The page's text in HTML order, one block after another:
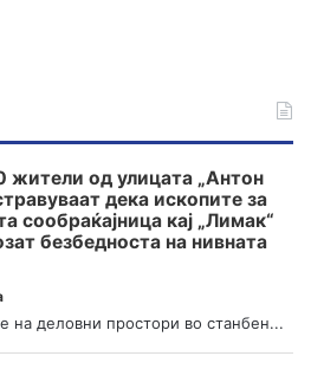
жители од улицата „Антон
дека ископите за
сообраќајница кај „Лимак“
безбедноста на нивната
на деловни простори во станбен...